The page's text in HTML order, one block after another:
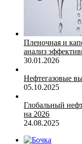
Пленочная и
анализ
30.01.2026
Нефтегазовые
05.10.2025
Глобальный
на 2026
24.08.2025